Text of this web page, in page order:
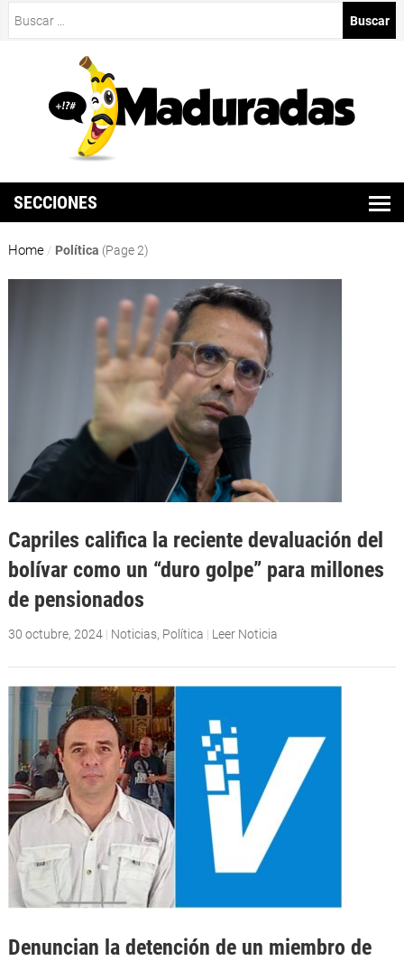
SECCIONES
Home / Política (Page 2)
Capriles califica la reciente devaluación del
bolívar como un “duro golpe” para millones
de pensionados
30 octubre, 2024| Noticias, Política | Leer Noticia
Denuncian la detención de un miembro de